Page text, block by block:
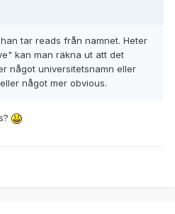
tar reads från namnet. Heter
kan man räkna ut att det
något universitetsnamn eller
något mer obvious.